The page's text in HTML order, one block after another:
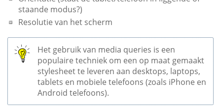
staande modus?)
Resolutie van het scherm
Het gebruik van media queries is een
populaire techniek om een ​​op maat gemaakt
stylesheet te leveren aan desktops, laptops,
tablets en mobiele telefoons (zoals iPhone en
Android telefoons).